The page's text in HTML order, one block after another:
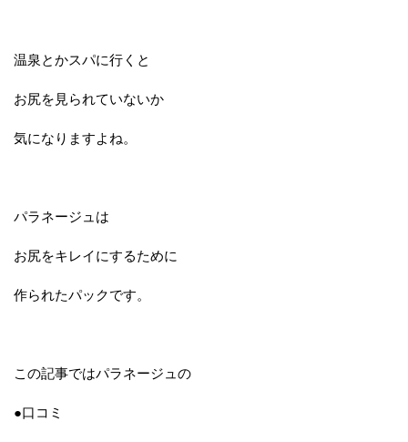
温泉とかスパに行くと
お尻を見られていないか
気になりますよね。
パラネージュは
お尻をキレイにするために
作られたパックです。
この記事ではパラネージュの
●口コミ